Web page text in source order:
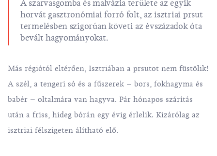
A szarvasgomba és malvázia területe az egyik
horvát gasztronómiai forró folt, az isztriai prsut
termelésben szigorúan követi az évszázadok óta
bevált hagyományokat.
Más régiótól eltérően, Isztriában a prsutot nem füstölik!
A szél, a tengeri só és a fűszerek – bors, fokhagyma és
babér – oltalmára van hagyva. Pár hónapos szárítás
után a friss, hideg bórán egy évig érlelik. Kizárólag az
isztriai félszigeten álítható elő.